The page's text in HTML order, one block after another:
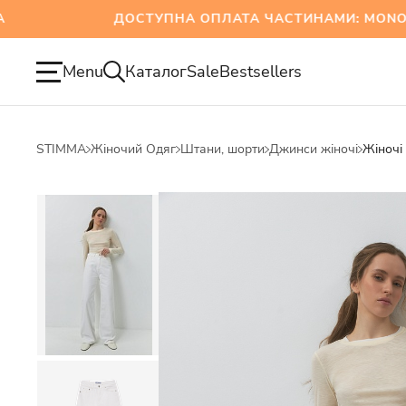
ДОСТУПНА ОПЛАТА ЧАСТИНАМИ:
Menu КаталогSaleBestsellers
STIMMA Жіночий Одяг Штани, шорти Джинси жіночі